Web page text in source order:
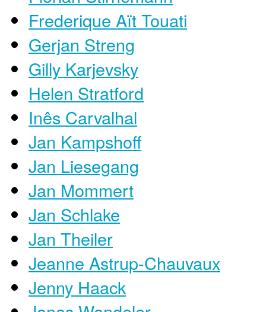
Frederique Aït Touati
Gerjan Streng
Gilly Karjevsky
Helen Stratford
Inês Carvalhal
Jan Kampshoff
Jan Liesegang
Jan Mommert
Jan Schlake
Jan Theiler
Jeanne Astrup-Chauvaux
Jenny Haack